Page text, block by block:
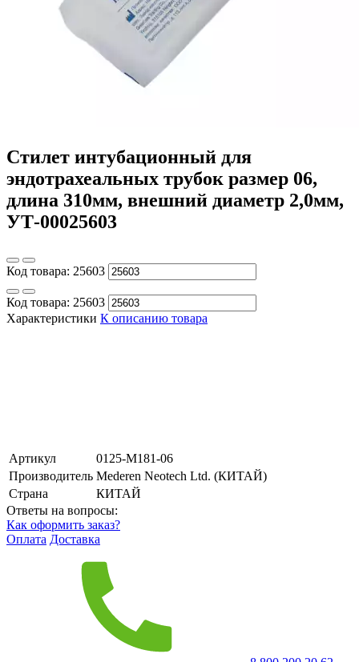
Стилет интубационный для
эндотрахеальных трубок размер 06,
длина 310мм, внешний диаметр 2,0мм,
УТ-00025603
Код товара: 25603
Код товара: 25603
Характеристики К описанию товара
Артикул
0125-М181-06
Производитель Mederen Neotech Ltd. (КИТАЙ)
Страна
КИТАЙ
Ответы на вопросы:
Как оформить заказ?
Оплата Доставка